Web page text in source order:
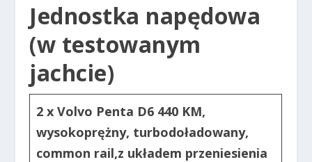
Jednostka napędowa
(w testowanym
jachcie)
2 x Volvo Penta D6 440 KM,
wysokoprężny, turbodoładowany,
common rail,z układem przeniesienia